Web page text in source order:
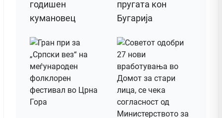
годишен
кумановец
пругата кон
Бугарија